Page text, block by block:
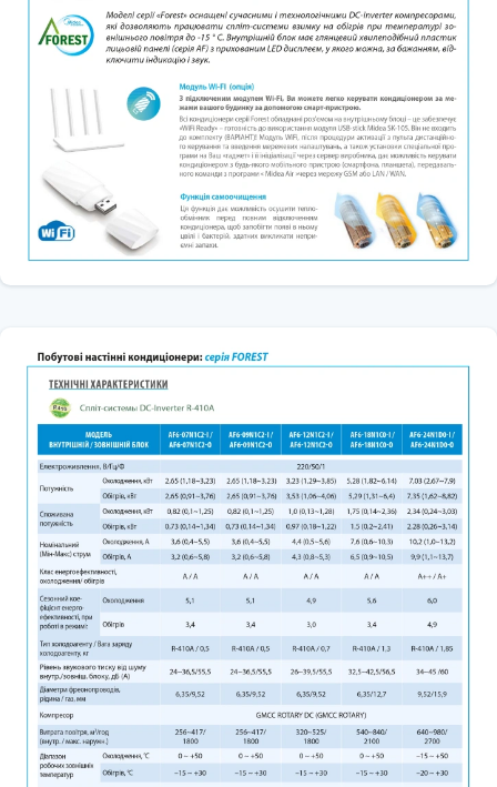
Система керування кондиціонерів може підтримувати у
приміщенні температуру повітря +8С, щоб не сильно
охолоджувалися стіни та не замерзав водогін. Це актуально
взимку, і Вам не потрібно постійно прогрівати приміщення до
комфортної температури. При цьому кондиціонер споживає
менше електроенергії, оскільки перепад температур вулиця/
приміщення зменшується
Режим осушення автоматично вибирає режим охолодження, що
ґрунтується на різниці між встановленою темпаратурою та
дійсною кімнатною температурою. Температура регулюється під
час зниження вологості повітря повторюваним включенням та
вимкненням режимів охолодження та вентиляції. При увімкненні
режиму осушення на ПДК відображається символ "Крапелька"
теплообмінники з трубками особливої конструкції, внутрішня
знижується рівень енергоспоживання та, отже, збільшується
ефективність роботи системи.
Технологія 180 ° -градусного хвильового інверторного
перетворення - керуюча напруга без «імпульсних» ефектів
(усувається ступінчастість синусоїди).
Порівняно зі стандартним 120° струмом прямокутної форми надає
такі переваги:
Можливість роботи при ширшому діапазоні напруги живлення і
частоти струму.
Велику енергоефективність та енергозбереження.
М'якший старт, нижче шум і вібрації.